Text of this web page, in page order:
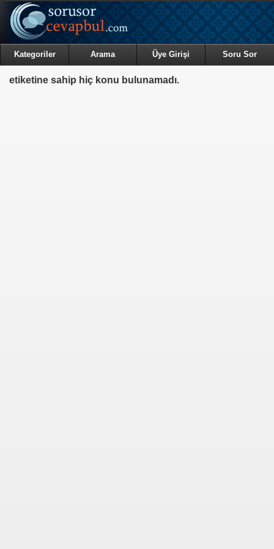
Kategoriler Arama Üye Girişi Soru Sor
etiketine sahip hiç konu bulunamadı.